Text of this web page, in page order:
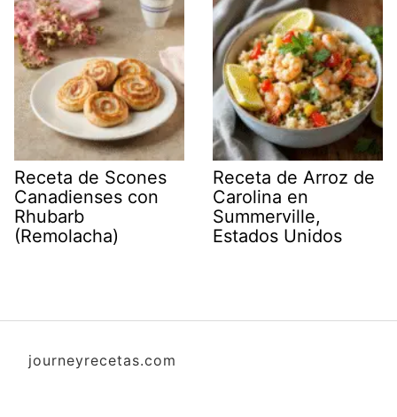
Receta de Scones
Canadienses con
Rhubarb
(Remolacha)
Receta de Arroz de
Carolina en
Summerville,
Estados Unidos
journeyrecetas.com